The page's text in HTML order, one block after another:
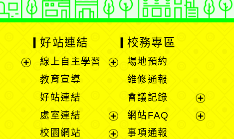
好站連結
線上自主學習
單
教育宣導
好站連結
處室連結
展
校園網站
校務專區
場地預約
維修通報
會議記錄
展
網站FAQ
事項通報